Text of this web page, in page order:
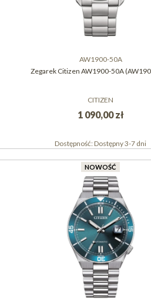
AW1900-50A
Zegarek Citizen AW1900-50A
CITIZEN
1 090,00 zł
Dostępność:Dostępny 3-7 dni
NOWOŚĆ